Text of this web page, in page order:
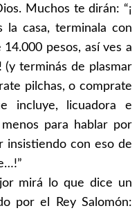
Muchos te dirán: “¡
la casa, terminala con
pesos, así ves a
(y terminás de plasmar
pilchas, o comprate
incluye, licuadora e
para hablar por
insistiendo con eso de
mirá lo que dice un
por el Rey Salomón: